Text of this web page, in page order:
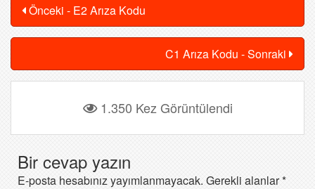
Önceki - E2 Arıza Kodu
C1 Arıza Kodu - Sonraki
1.350 Kez Görüntülendi
Bir cevap yazın
E-posta hesabınız yayımlanmayacak. Gerekli alanlar*